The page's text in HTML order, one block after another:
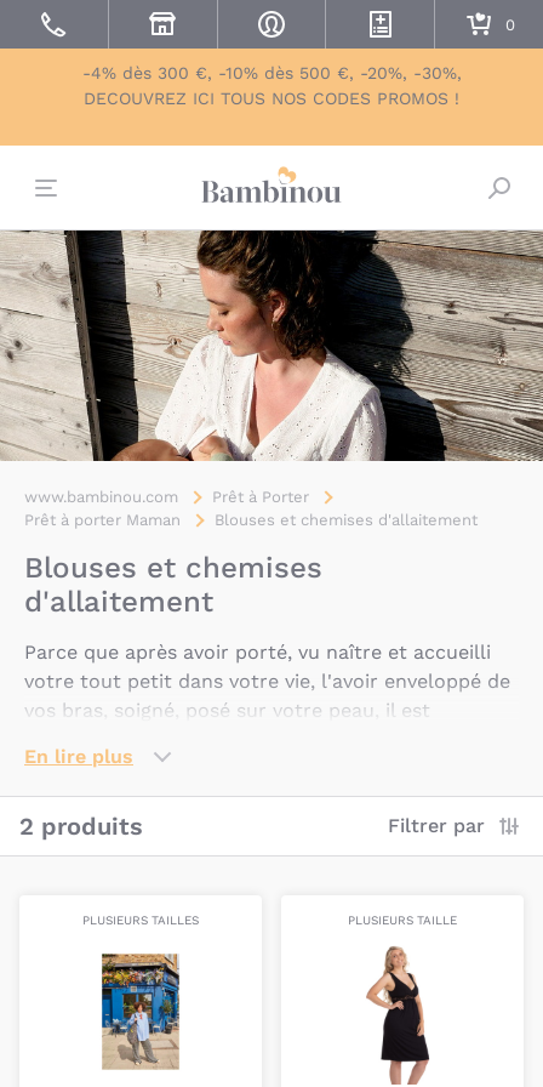
-4% dès 300 €, -10% dès 500 €, -20%, -30%,
DECOUVREZ ICI TOUS NOS CODES PROMOS !
www.bambinou.com
Prêt à Porter
Prêt à porter Maman
Blouses et chemises d'allaitement
Blouses et chemises
d'allaitement
Parce que après avoir porté, vu naître et accueilli
votre tout petit dans votre vie, l'avoir enveloppé de
vos bras, soigné, posé sur votre peau, il est
vous sentir bien avec vous même, nous vous
proposons des vêtements faits juste pour vous.
Ce qu'on leur demande : confort,
Être maman c'est être beaucoup de personnes à la
fois, et faire beaucoup de choses en même temps.
Pour vous permettre de vivre toutes ces vies du
mieux que possible, nous vous proposons des
vêtements adaptés à chacune d'entres elles, que ce
soit pendant la grossesse ou après la naissance de
En lire plus
2 produits Filtrer par
PLUSIEURS TAILLES PLUSIEURS TAILLE